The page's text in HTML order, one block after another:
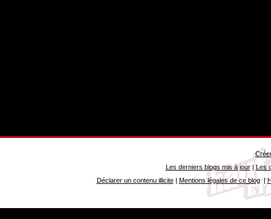
Les derniers blogs mis à jour| Les
Déclarer un contenu illicite| Mentions légales de ce blog|